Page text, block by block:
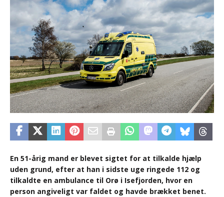
En 51-årig mand er blevet sigtet for at tilkalde hjælp
uden grund, efter at han i sidste uge ringede 112 og
tilkaldte en ambulance til Orø i Isefjorden, hvor en
person angiveligt var faldet og havde brækket benet.